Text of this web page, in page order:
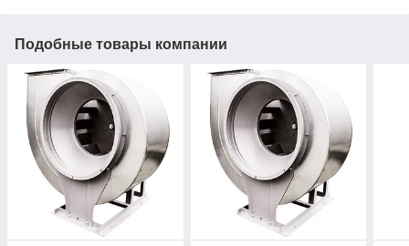
Подобные товары компании